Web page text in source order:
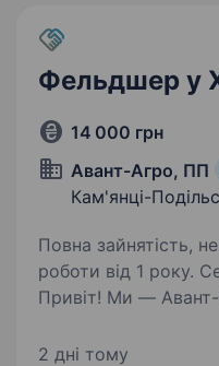
Фельдшер у
14 000 грн
Авант-Агро, ПП
Кам'янці-
Повна зайнятість,
роботи від 1 року.
Привіт! Ми —
та олійних культур,
2 дні тому